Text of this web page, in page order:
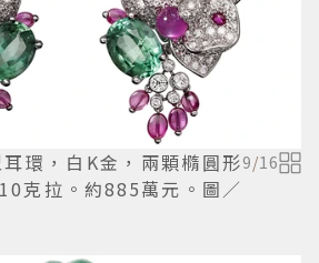
環，白K金，兩顆橢圓形
克拉。約885萬元。圖／
9/16